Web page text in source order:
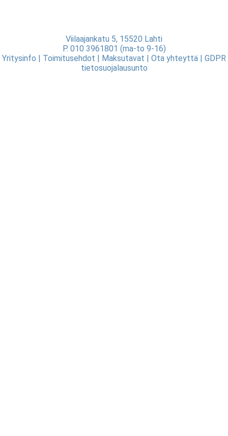
Viilaajankatu 5, 15520 Lahti
P. 010 3961801 (ma-to 9-16)
Yritysinfo | Toimitusehdot | Maksutavat | Ota yhteyttä | GDPR
tietosuojalausunto